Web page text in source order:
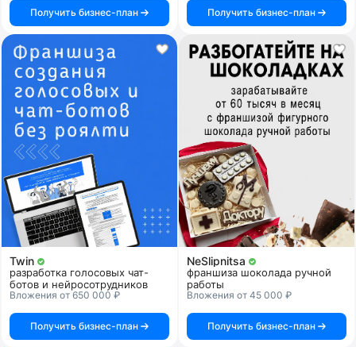
Получить бизнес-план
Получить бизнес-план
Twin
разработка голосовых чат-
ботов и нейросотрудников
Вложения от 650 000 ₽
Получить бизнес-план
NeSlipnitsa
франшиза шоколада ручной
работы
Вложения от 45 000 ₽
Получить бизнес-план